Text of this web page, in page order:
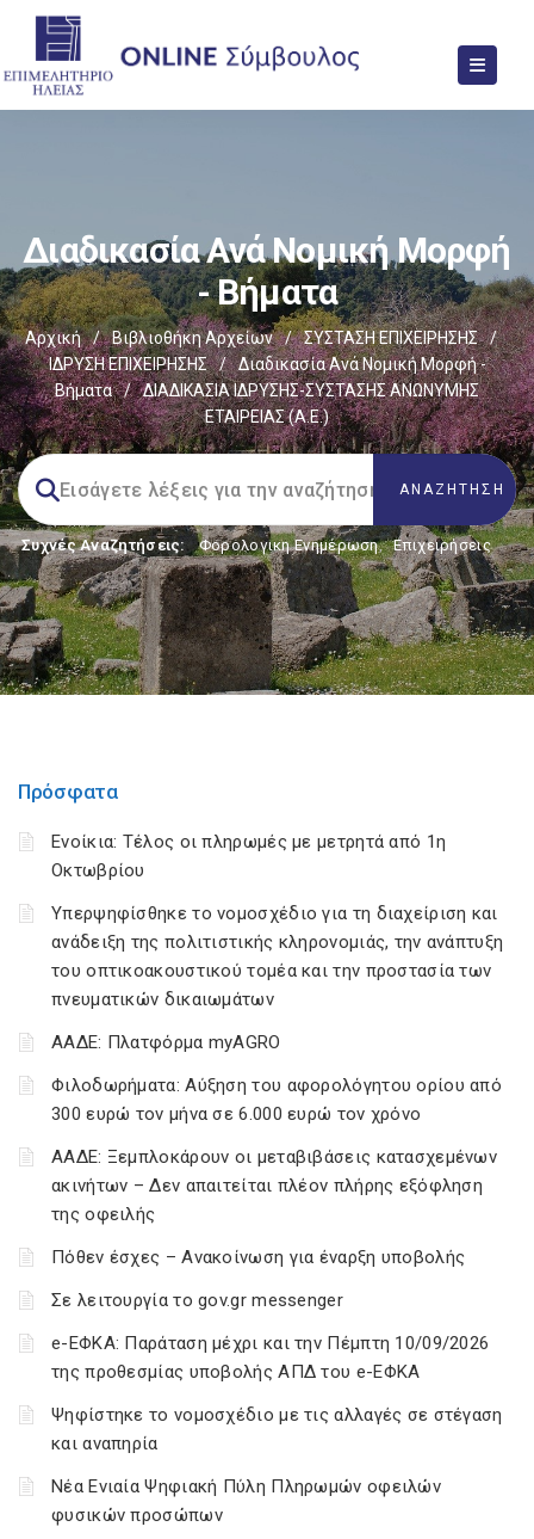
Διαδικασία Ανά Νομική Μορφή
- Βήματα
Αρχική / Βιβλιοθήκη Αρχείων / ΣΥΣΤΑΣΗ ΕΠΙΧΕΙΡΗΣΗΣ
/
ΙΔΡΥΣΗ ΕΠΙΧΕΙΡΗΣΗΣ
/
Διαδικασία Ανά Νομική Μορφή -
Βήματα
/
ΔΙΑΔΙΚΑΣΙΑ IΔΡΥΣΗΣ-ΣΥΣΤΑΣΗΣ ΑΝΩΝΥΜΗΣ
ΕΤΑΙΡΕΙΑΣ (Α.Ε.)
Συχνές Αναζητήσεις: Φορολογικη Ενημέρωση, Επιχειρήσεις
Πρόσφατα
Ενοίκια: Τέλος οι πληρωμές με μετρητά από 1η
Οκτωβρίου
Υπερψηφίσθηκε το νομοσχέδιο για τη διαχείριση και
ανάδειξη της πολιτιστικής κληρονομιάς, την ανάπτυξη
του οπτικοακουστικού τομέα και την προστασία των
πνευματικών δικαιωμάτων
ΑΑΔΕ: Πλατφόρμα myAGRO
Φιλοδωρήματα: Αύξηση του αφορολόγητου ορίου από
300 ευρώ τον μήνα σε 6.000 ευρώ τον χρόνο
ΑΑΔΕ: Ξεμπλοκάρουν οι μεταβιβάσεις κατασχεμένων
ακινήτων – Δεν απαιτείται πλέον πλήρης εξόφληση
της οφειλής
Πόθεν έσχες – Ανακοίνωση για έναρξη υποβολής
Σε λειτουργία το gov.gr messenger
e-ΕΦΚΑ: Παράταση μέχρι και την Πέμπτη 10/09/2026
της προθεσμίας υποβολής ΑΠΔ του e-ΕΦΚΑ
Ψηφίστηκε το νομοσχέδιο με τις αλλαγές σε στέγαση
και αναπηρία
Νέα Ενιαία Ψηφιακή Πύλη Πληρωμών οφειλών
φυσικών προσώπων